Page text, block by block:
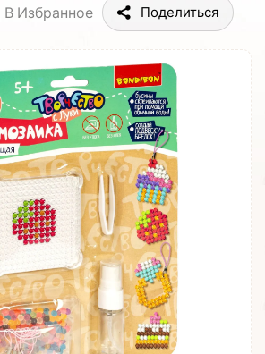
В Избранное Поделиться